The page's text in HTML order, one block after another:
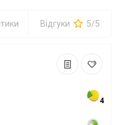
Відгуки 5/5
4